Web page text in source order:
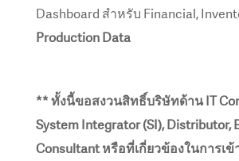
Dashboard สำหรับ Financial,
Production Data
** ทั้งนี้ขอสงวนสิทธิ์บริษัทด้าน IT
System Integrator (SI), Distributor,
Consultant หรือที่เกี่ยวข้องในการเ